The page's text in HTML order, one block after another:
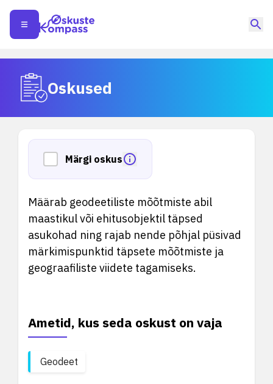
Oskused
Märgi oskus
Määrab geodeetiliste mõõtmiste abil
maastikul või ehitusobjektil täpsed
asukohad ning rajab nende põhjal püsivad
märkimispunktid täpsete mõõtmiste ja
geograafiliste viidete tagamiseks.
Ametid, kus seda oskust on vaja
Geodeet